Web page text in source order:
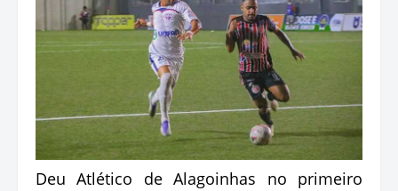
Deu Atlético de Alagoinhas no primeiro